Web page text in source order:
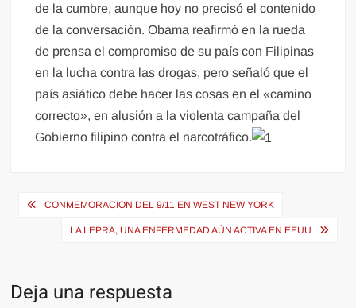
de la cumbre, aunque hoy no precisó el contenido
de la conversación. Obama reafirmó en la rueda
de prensa el compromiso de su país con Filipinas
en la lucha contra las drogas, pero señaló que el
país asiático debe hacer las cosas en el «camino
correcto», en alusión a la violenta campaña del
Gobierno filipino contra el narcotráfico.
Navegación
CONMEMORACION DEL 9/11 EN WEST NEW YORK
LA LEPRA, UNA ENFERMEDAD AÚN ACTIVA EN EEUU
Deja una respuesta